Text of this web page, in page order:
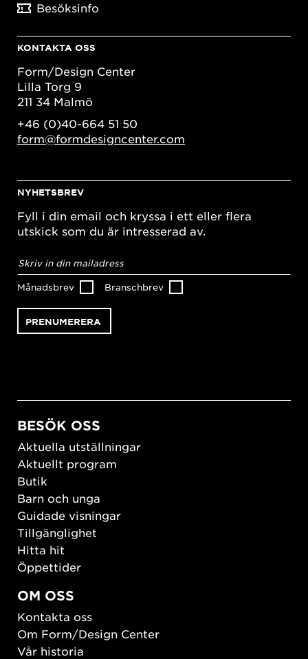
Besöksinfo
KONTAKTA OSS
Form/Design Center
Lilla Torg 9
211 34 Malmö
+46 (0)40-664 51 50
form@formdesigncenter.com
NYHETSBREV
Fyll i din email och kryssa i ett eller flera
utskick som du är intresserad av.
postadress*
Månadsbrev Branschbrev
BESÖK OSS
Aktuella utställningar
Aktuellt program
Butik
Barn och unga
Guidade visningar
Tillgänglighet
Hitta hit
Öppettider
OM OSS
Kontakta oss
Om Form/Design Center
Vår historia